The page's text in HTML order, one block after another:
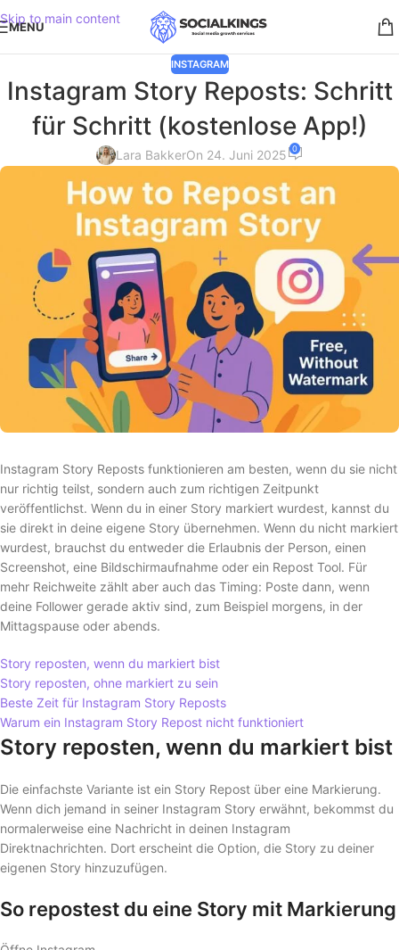
Skip to main content
MENU
INSTAGRAM
Instagram Story Reposts: Schritt
für Schritt (kostenlose App!)
Lara BakkerOn 24. Juni 2025 0
Instagram Story Reposts funktionieren am besten, wenn du sie nicht
nur richtig teilst, sondern auch zum richtigen Zeitpunkt
veröffentlichst. Wenn du in einer Story markiert wurdest, kannst du
sie direkt in deine eigene Story übernehmen. Wenn du nicht markiert
wurdest, brauchst du entweder die Erlaubnis der Person, einen
Screenshot, eine Bildschirmaufnahme oder ein Repost Tool. Für
mehr Reichweite zählt aber auch das Timing: Poste dann, wenn
deine Follower gerade aktiv sind, zum Beispiel morgens, in der
Mittagspause oder abends.
Story reposten, wenn du markiert bist
Story reposten, ohne markiert zu sein
Beste Zeit für Instagram Story Reposts
Warum ein Instagram Story Repost nicht funktioniert
Story reposten, wenn du markiert bist
Die einfachste Variante ist ein Story Repost über eine Markierung.
Wenn dich jemand in seiner Instagram Story erwähnt, bekommst du
normalerweise eine Nachricht in deinen Instagram
Direktnachrichten. Dort erscheint die Option, die Story zu deiner
eigenen Story hinzuzufügen.
So repostest du eine Story mit Markierung